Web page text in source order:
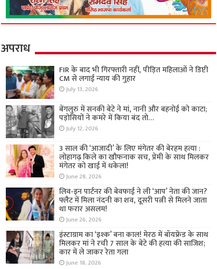
अपराध
FIR के बाद भी गिरफ्तारी नहीं, पीड़ित महिलाओं ने डिप्टी
CM से लगाई न्याय की गुहार
July 13, 2026
बेंगलुरु में सनकी बेटे ने मां, नानी और बहनोई को काटा;
पड़ोसियों ने कमरे में किया बंद तो…
July 12, 2026
3 साल की ‘आजादी’ के लिए मंगेतर की बेरहम हत्या :
लोहागढ़ किले का खौफनाक सच, प्रेमी के साथ मिलकर
मंगेतर को खाई में धकेला!
June 28, 2026
लिव-इन पार्टनर की बेवफाई ने ली ‘आप’ नेता की जान?
फ्लैट में मिला नंदनी का शव, दूसरी पत्नी से मिलने जाता
था फरार असलम!
June 26, 2026
इंस्टाग्राम का ‘इश्क’ बना काल! मेरठ में बॉयफ्रेंड के साथ
मिलकर मां ने रची 7 साल के बेटे की हत्या की साजिश;
कार में ले जाकर रेता गला
June 18, 2026